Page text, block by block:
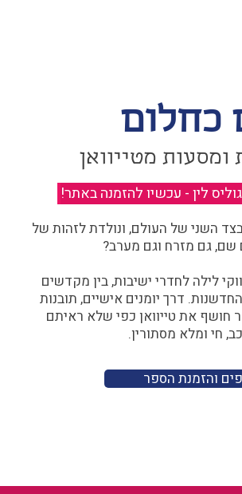
כחלום
ומסעות מטייוואן
לין - עכשיו להזמנה באתר!
השני של העולם, ונולדת לזהות של
שם, גם מזרח וגם מערב?​​
לילה לחדרי ישיבות, בין מקדשים
דרך יומנים אישיים, תובנות
חושף את טייוואן כפי שלא ראיתם
חי ומלא מסתורין.
והזמנת הספר